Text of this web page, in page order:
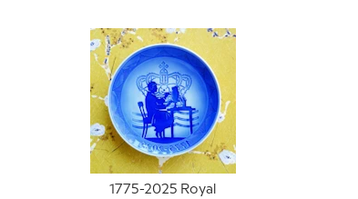
1775-2025 Royal